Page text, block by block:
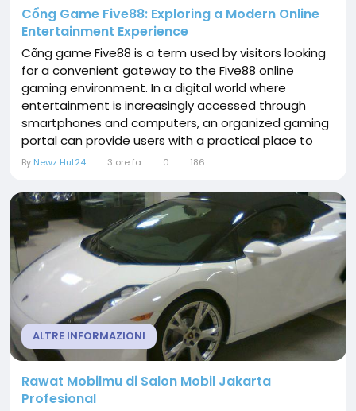
Cổng Game Five88: Exploring a Modern Online
Entertainment Experience
Cổng game Five88 is a term used by visitors looking
for a convenient gateway to the Five88 online
gaming environment. In a digital world where
entertainment is increasingly accessed through
smartphones and computers, an organized gaming
portal can provide users with a practical place to
explore different options. Cổng game Five88 can be
where accessibility and straightforward navigation
are important parts of the user experience. A...
By Newz Hut24 3 ore fa 0 186
ALTRE INFORMAZIONI
Rawat Mobilmu di Salon Mobil Jakarta
Profesional